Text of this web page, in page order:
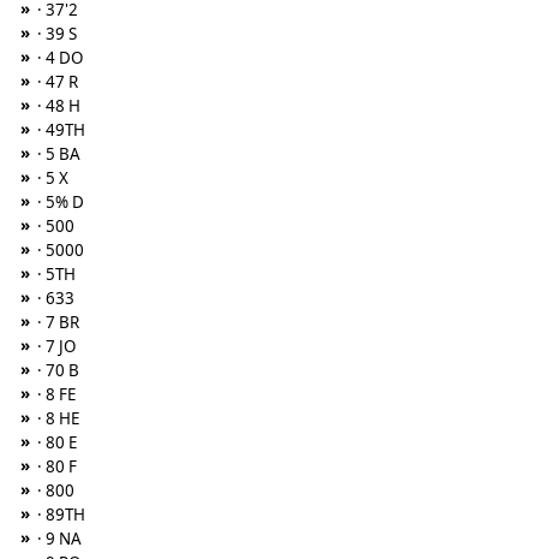
» · 37'2
» · 39 S
» · 4 DO
» · 47 R
» · 48 H
» · 49TH
» · 5 BA
» · 5 X
» · 5% D
» · 500
» · 5000
» · 5TH
» · 633
» · 7 BR
» · 7 JO
» · 70 B
» · 8 FE
» · 8 HE
» · 80 E
» · 80 F
» · 800
» · 89TH
» · 9 NA